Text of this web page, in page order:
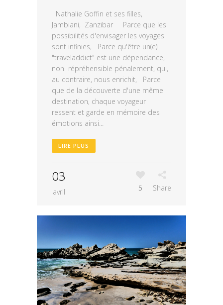
Nathalie Goffin et ses filles,
Jambiani, Zanzibar Parce que les
possibilités d'envisager les voyages
sont infinies, Parce qu'être un(e)
"traveladdict" est une dépendance,
non répréhensible pénalement, qui,
au contraire, nous enrichit, Parce
que de la découverte d'une même
destination, chaque voyageur
ressent et garde en mémoire des
émotions ainsi...
LIRE PLUS
03
avril 5 Share